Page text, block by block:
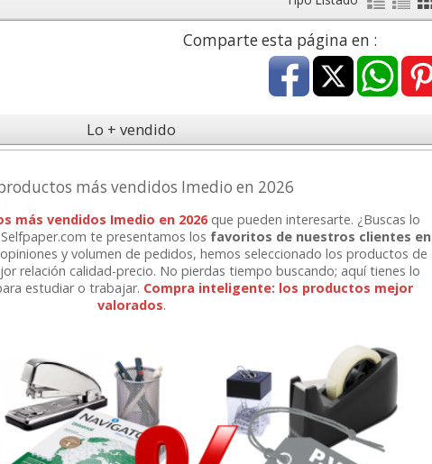
Comparte esta página en :
Lo + vendido
más vendidos Imedio en 2026
más vendidos Imedio en 2026 que pueden interesarte. ¿Buscas lo
te presentamos los favoritos de nuestros clientes en
y volumen de pedidos, hemos seleccionado los productos de
relación calidad-precio. No pierdas tiempo buscando; aquí tienes lo
estudiar o trabajar. Compra inteligente: los productos mejor
valorados.
45,82 con Iva
HP 304XL -
Tricolor alta
deskjet
HP 950XL - Cartucho
para Officejet Pro 8600
negro
desde:
Goma de borrar
moldeable maleable
para carboncillo o
grafito